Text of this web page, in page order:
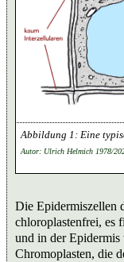
Eine
Autor: Ulrich Helmich 1978/
Die Epidermiszellen
chloroplastenfrei, es
und in der Epidermis
Chromoplasten, die